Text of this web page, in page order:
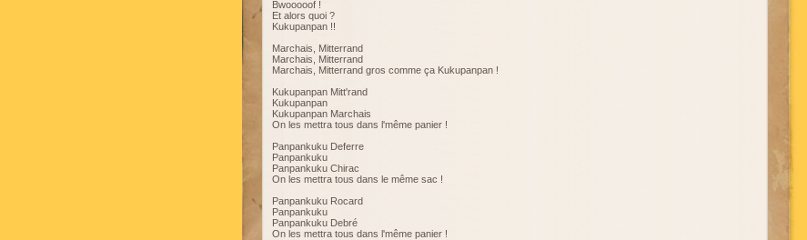
Bwooooof !
Et alors quoi ?
Kukupanpan !!
Marchais, Mitterrand
Marchais, Mitterrand
Marchais, Mitterrand gros comme ça Kukupanpan !
Kukupanpan Mitt'rand
Kukupanpan
Kukupanpan Marchais
On les mettra tous dans l'même panier !
Panpankuku Deferre
Panpankuku
Panpankuku Chirac
On les mettra tous dans le même sac !
Panpankuku Rocard
Panpankuku
Panpankuku Debré
On les mettra tous dans l'même panier !